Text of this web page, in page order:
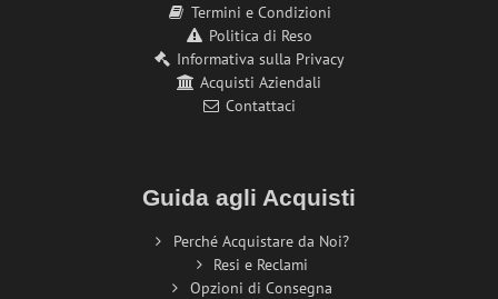
Termini e Condizioni
Politica di Reso
Informativa sulla Privacy
Acquisti Aziendali
Contattaci
Guida agli Acquisti
Perché Acquistare da Noi?
Resi e Reclami
Opzioni di Consegna